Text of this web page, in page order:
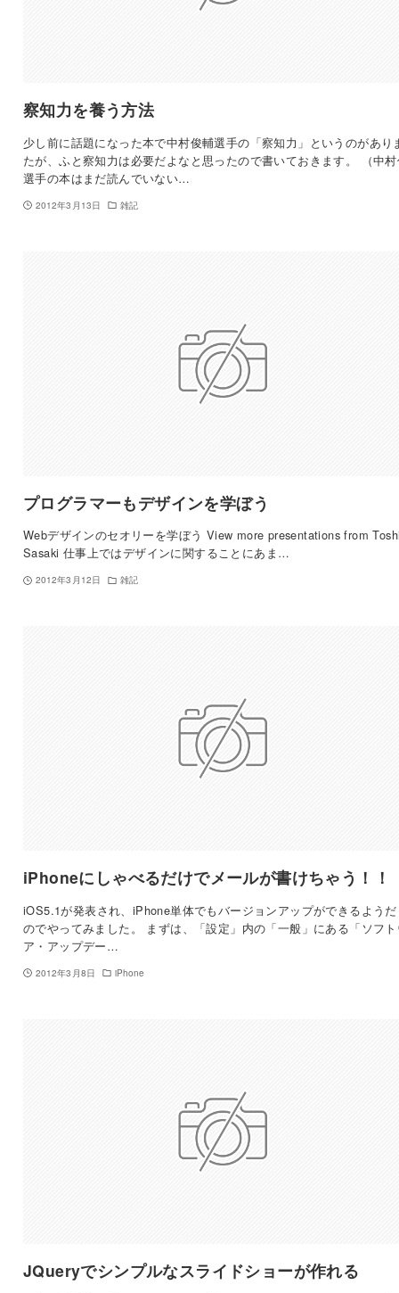
察知力を養う方法
少し前に話題になった本で中村俊輔選手の「察知力」というのがあり
たが、ふと察知力は必要だよなと思ったので書いておきます。 （中
選手の本はまだ読んでいない…
2012年3月13日 雑記
プログラマーもデザインを学ぼう
Webデザインのセオリーを学ぼう View more presentations from
Sasaki 仕事上ではデザインに関することにあま…
2012年3月12日 雑記
iPhoneにしゃべるだけでメールが書けちゃう！！
iOS5.1が発表され、iPhone単体でもバージョンアップができるよう
のでやってみました。 まずは、「設定」内の「一般」にある「ソフ
ア・アップデー…
2012年3月8日 iPhone
JQueryでシンプルなスライドショーが作れる